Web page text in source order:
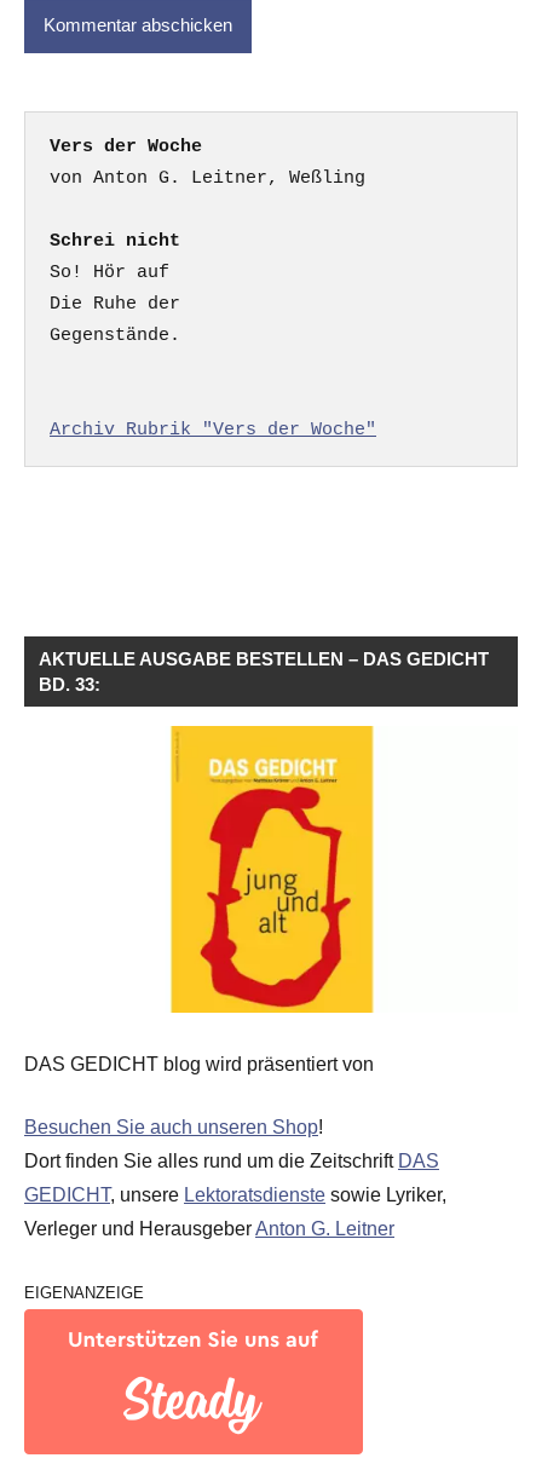
Vers der Woche
Schrei nicht
So! Hör auf
Die Ruhe der
Gegenstände.
Archiv Rubrik "Vers der Woche"
AKTUELLE AUSGABE BESTELLEN – DAS GEDICHT
BD. 33:
DAS GEDICHT blog wird präsentiert von
Besuchen Sie auch unseren Shop!
Dort finden Sie alles rund um die Zeitschrift DAS
GEDICHT, unsere Lektoratsdienste sowie Lyriker,
Verleger und HerausgeberAnton G. Leitner
EIGENANZEIGE